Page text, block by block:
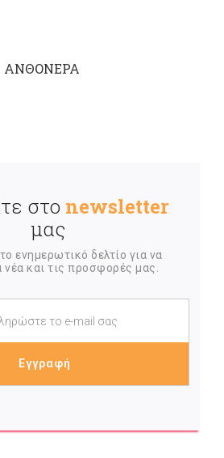
ΑΝΘΟΝΕΡΑ
στο newsletter
μας
ενημερωτικό δελτίο για να
νέα και τις προσφορές μας.